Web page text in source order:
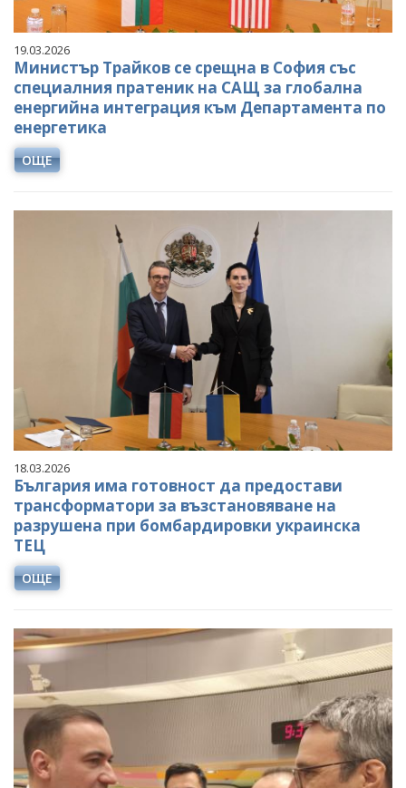
19.03.2026
Министър Трайков се срещна в София със
специалния пратеник на САЩ за глобална
енергийна интеграция към Департамента по
енергетика
ОЩЕ
18.03.2026
България има готовност да предостави
трансформатори за възстановяване на
разрушена при бомбардировки украинска
ТЕЦ
ОЩЕ